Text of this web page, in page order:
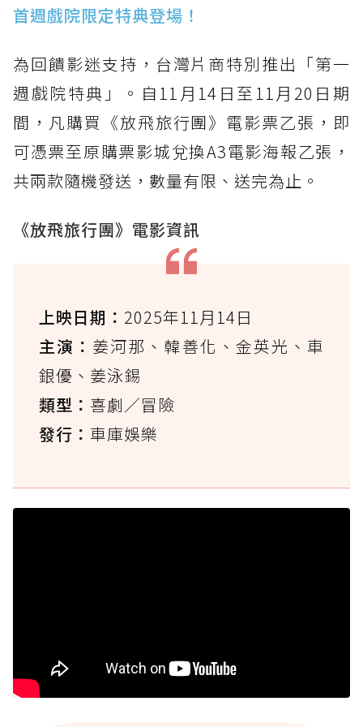
首週戲院限定特典登場！
為回饋影迷支持，台灣片商特別推出「第一
週戲院特典」。自11月14日至11月20日期
間，凡購買《放飛旅行團》電影票乙張，即
可憑票至原購票影城兌換A3電影海報乙張，
共兩款隨機發送，數量有限、送完為止。
《放飛旅行團》電影資訊
上映日期： 2025年11月14日
主演： 姜河那、韓善化、金英光、車
銀優、姜泳錫
類型： 喜劇／冒險
發行： 車庫娛樂